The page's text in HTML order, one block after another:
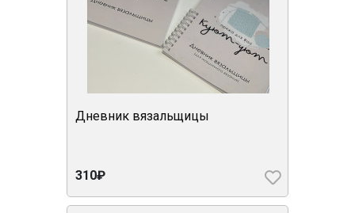
Дневник вязальщицы
310₽